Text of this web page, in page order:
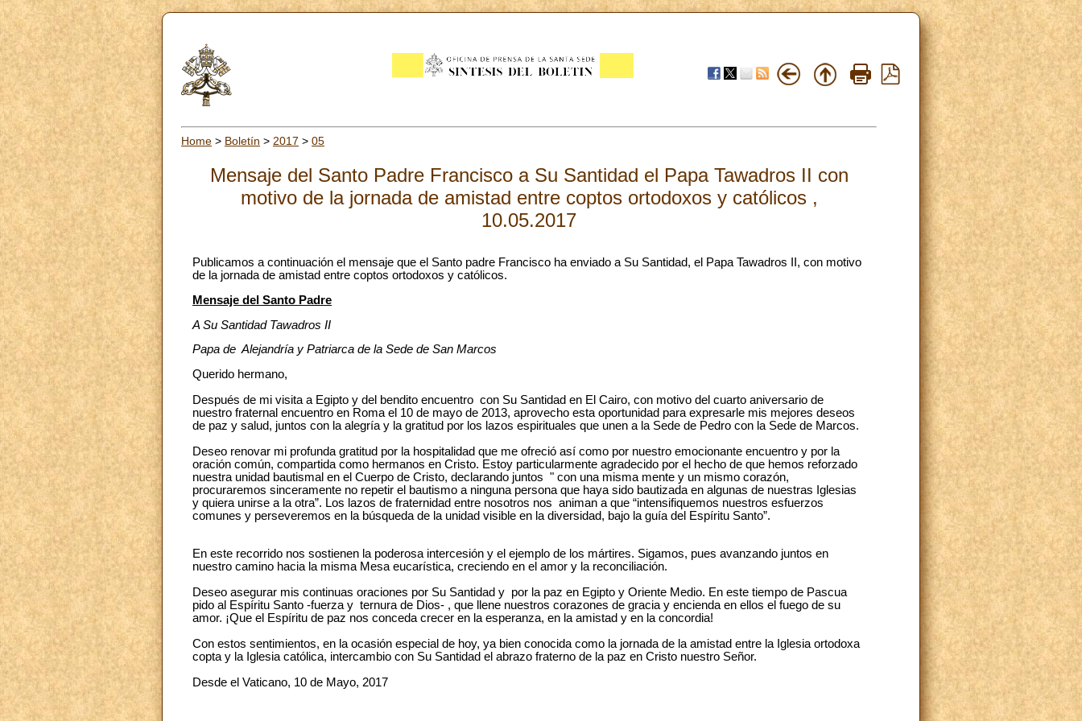
Home > Boletín > 2017 > 05
Mensaje del Santo Padre Francisco a Su Santidad el Papa Tawadros II con
motivo de la jornada de amistad entre coptos ortodoxos y católicos ,
10.05.2017
Publicamos a continuación el mensaje que el Santo padre Francisco ha enviado a Su Santidad, el Papa Tawadros II, con motivo
de la jornada de amistad entre coptos ortodoxos y católicos.
Mensaje del Santo Padre
A Su Santidad Tawadros II
Papa de Alejandría y Patriarca de la Sede de San Marcos
Querido hermano,
Después de mi visita a Egipto y del bendito encuentro con Su Santidad en El Cairo, con motivo del cuarto aniversario de
nuestro fraternal encuentro en Roma el 10 de mayo de 2013, aprovecho esta oportunidad para expresarle mis mejores deseos
de paz y salud, juntos con la alegría y la gratitud por los lazos espirituales que unen a la Sede de Pedro con la Sede de Marcos.
Deseo renovar mi profunda gratitud por la hospitalidad que me ofreció así como por nuestro emocionante encuentro y por la
oración común, compartida como hermanos en Cristo. Estoy particularmente agradecido por el hecho de que hemos reforzado
nuestra unidad bautismal en el Cuerpo de Cristo, declarando juntos " con una misma mente y un mismo corazón,
procuraremos sinceramente no repetir el bautismo a ninguna persona que haya sido bautizada en algunas de nuestras Iglesias
y quiera unirse a la otra”. Los lazos de fraternidad entre nosotros nos animan a que “intensifiquemos nuestros esfuerzos
comunes y perseveremos en la búsqueda de la unidad visible en la diversidad, bajo la guía del Espíritu Santo”.
En este recorrido nos sostienen la poderosa intercesión y el ejemplo de los mártires. Sigamos, pues avanzando juntos en
nuestro camino hacia la misma Mesa eucarística, creciendo en el amor y la reconciliación.
Deseo asegurar mis continuas oraciones por Su Santidad y por la paz en Egipto y Oriente Medio. En este tiempo de Pascua
pido al Espíritu Santo -fuerza y ​​ ternura de Dios- , que llene nuestros corazones de gracia y encienda en ellos el fuego de su
amor. ¡Que el Espíritu de paz nos conceda crecer en la esperanza, en la amistad y en la concordia!
Con estos sentimientos, en la ocasión especial de hoy, ya bien conocida como la jornada de la amistad entre la Iglesia ortodoxa
copta y la Iglesia católica, intercambio con Su Santidad el abrazo fraterno de la paz en Cristo nuestro Señor.
Desde el Vaticano, 10 de Mayo, 2017